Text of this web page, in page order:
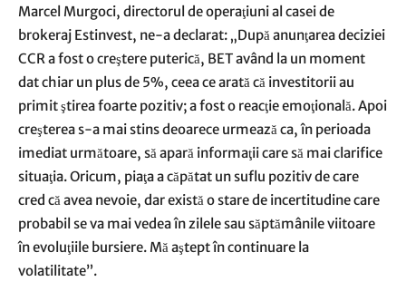
Marcel Murgoci, directorul de operaţiuni al casei de
brokeraj Estinvest, ne-a declarat: „După anunţarea deciziei
CCR a fost o creştere puterică, BET având la un moment
dat chiar un plus de 5%, ceea ce arată că investitorii au
primit ştirea foarte pozitiv; a fost o reacţie emoţională. Apoi
creşterea s-a mai stins deoarece urmează ca, în perioada
imediat următoare, să apară informaţii care să mai clarifice
situaţia. Oricum, piaţa a căpătat un suflu pozitiv de care
cred că avea nevoie, dar există o stare de incertitudine care
probabil se va mai vedea în zilele sau săptămânile viitoare
în evoluţiile bursiere. Mă aştept în continuare la
volatilitate”.